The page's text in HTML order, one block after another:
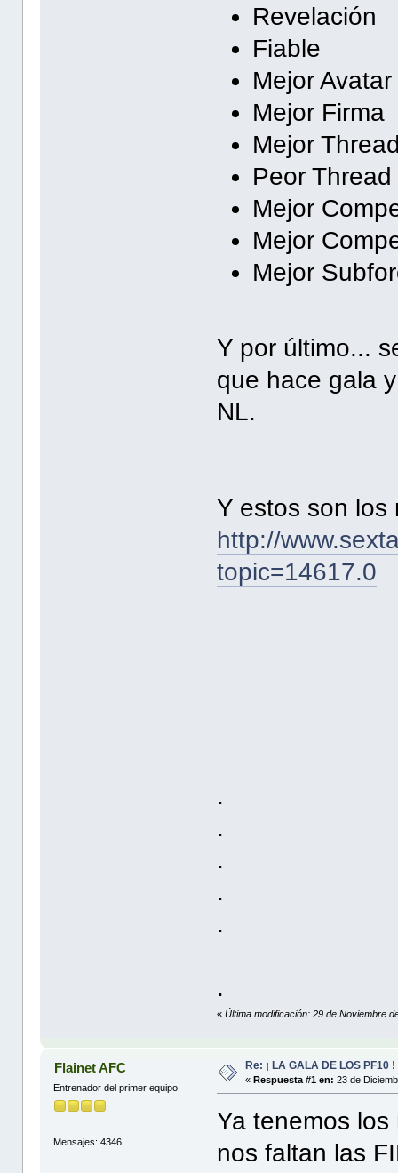
Revelación
Fiable
Mejor Avatar
Mejor Firma
Mejor
Peor Thread
Mejor
Mejor
Mejor
Y por último...
que hace gala
NL.
Y estos son los
http://
topic=14617.0
.
.
.
.
.
.
«Última modificación: 29 de Noviembre
Flainet AFC
Entrenador del primer equipo
Mensajes: 4346
Re: ¡ LA GALA DE LOS PF10 !
«Respuesta #1 en: 23 de
Ya tenemos
nos faltan las